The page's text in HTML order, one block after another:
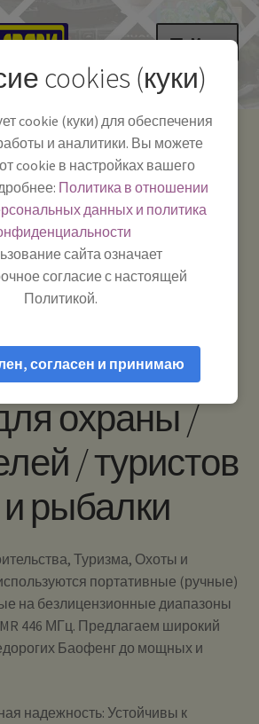
Меню
-
Телефон:+7-
391-249-1040
Тел.|WA|Telegram:
+79029904090
/ охоты и рыбалки
охраны /
/ туристов
рыбалки
Туризма, Охоты и
портативные (ручные)
на безлицензионные диапазоны
446 МГц. Предлагаем широкий
Баофенг до мощных и
надежность: Устойчивы к
cookies (куки)
cookie (куки) для обеспечения
и аналитики. Вы можете
cookie в настройках вашего
Политика в отношении
данных и политика
сайта означает
согласие с настоящей
Политикой.
согласен и принимаю